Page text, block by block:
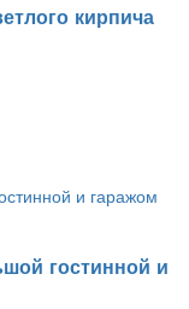
кирпича
гостинной и